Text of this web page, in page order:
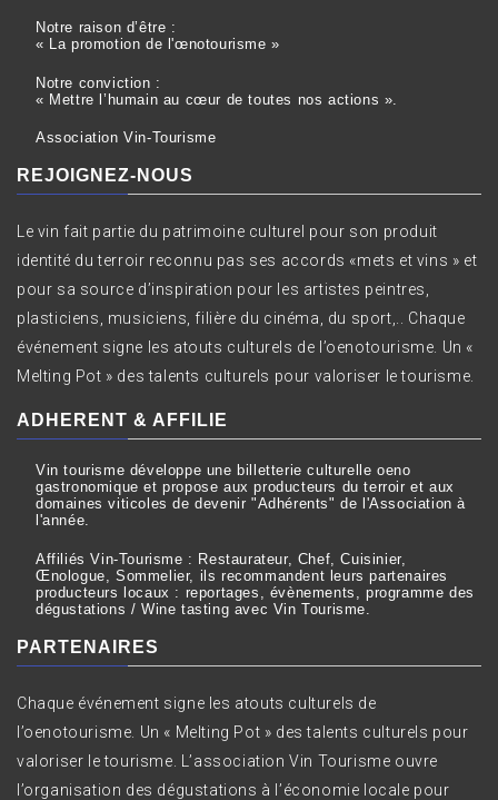
Notre raison d’être :
« La promotion de l'œnotourisme »
Notre conviction :
« Mettre l’humain au cœur de toutes nos actions ».
Association Vin-Tourisme
REJOIGNEZ-NOUS
Le vin fait partie du patrimoine culturel pour son produit
identité du terroir reconnu pas ses accords «mets et vins » et
pour sa source d’inspiration pour les artistes peintres,
plasticiens, musiciens, filière du cinéma, du sport,.. Chaque
événement signe les atouts culturels de l’oenotourisme. Un «
Melting Pot » des talents culturels pour valoriser le tourisme.
ADHERENT & AFFILIE
Vin tourisme développe une billetterie culturelle oeno
gastronomique et propose aux producteurs du terroir et aux
domaines viticoles de devenir "Adhérents" de l'Association à
l'année.
Affiliés Vin-Tourisme : Restaurateur, Chef, Cuisinier,
Œnologue, Sommelier, ils recommandent leurs partenaires
producteurs locaux : reportages, évènements, programme des
dégustations / Wine tasting avec Vin Tourisme.
PARTENAIRES
Chaque événement signe les atouts culturels de
l’oenotourisme. Un « Melting Pot » des talents culturels pour
valoriser le tourisme. L’association Vin Tourisme ouvre
l’organisation des dégustations à l’économie locale pour